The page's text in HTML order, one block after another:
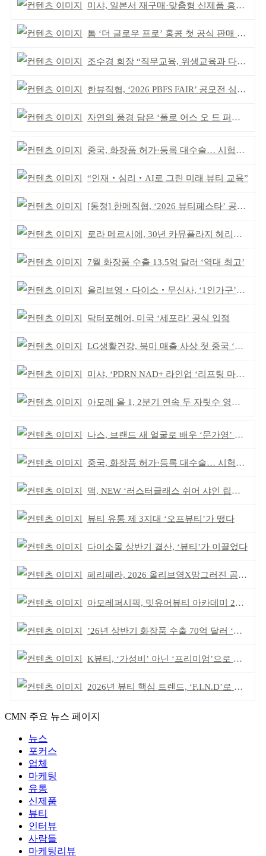
미샤, 일본서 재구매·맞춤형 신제품 흥행 ‘쌍끌이’
톰 ‘더 글로우 프로’ 홍콩 첫 공식 판매 완판
조수경 회장 “직무교육, 위생교육과 다르다”
한뷰직협, ‘2026 PBFS FAIR’ 공모전 심사 성료
자연의 풍경 담은 ‘폴로 어스 오 드 퍼퓸’ 4종 출시
중국, 화장품 허가·등록 대수술… 시험자료 공용 허용
“인재‧심리‧AI로 그린 미래 뷰티 교육”
[동정] 한메직협, ‘2026 뷰티페스타’ 공동 주최
로라 메르시에, 30년 카뮤플라지 헤리티지 담아
7월 화장품 수출 13.5억 달러 ‘역대 최고’
올리브영‧다이소‧무신사, ‘1인가구’가 이끈다
닥터포헤어, 미국 ‘세포라’ 공식 입점
LG생활건강, 북미 매출 사상 첫 중국 ‘추월’
미샤, ‘PDRN NAD+ 라인업 ‘리프팅 마스크’ 출시
아모레 올 1, 2분기 연속 두 자릿수 영업이익률 기록
나스, 브랜드 새 얼굴로 배우 ‘문가영’ 발탁
중국, 화장품 허가·등록 대수술… 시험자료 공용 허용
맥, NEW ‘러스터글래스 쉬어 샤인 립스틱’ 출시
뷰티 유통 제 3지대 ‘오프뷰티’가 떴다
다이소몰 상반기 결산, ‘뷰티’가 이끌었다
페리페라, 2026 올리브영X망그러진 곰 콜라보
아모레퍼시픽, 밋유어뷰티 아카데미 2기 발대식
’26년 상반기 화장품 수출 70억 달러 ‘역대 최고’
K뷰티, ‘가성비’ 아닌 ‘프리미엄’으로 승부걸어야
2026년 뷰티 핵심 트렌드, ‘F.I.N.D’로 읽는다
CMN 주요 뉴스 페이지
뉴스
포커스
업체
마케팅
유통
신제품
뷰티
인터뷰
사람들
마케팅리뷰